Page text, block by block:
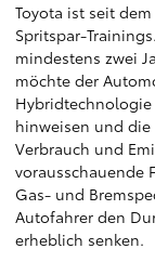
Toyota ist seit
Spritspar-
mindestens zwei
möchte der
hinweisen und die
Verbrauch und
vorausschauende
Gas- und
Autofahrer den
erheblich senken.